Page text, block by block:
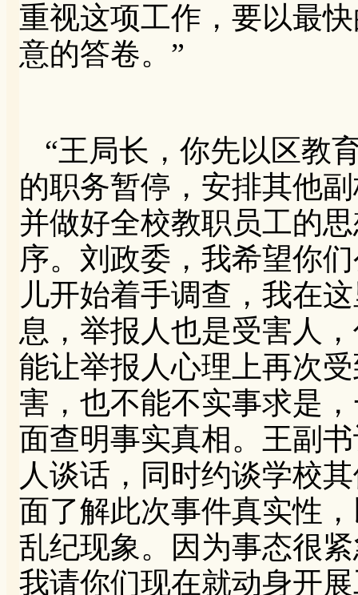
重视这项工作，要以最
意的答卷。”
“王局长，你先以区教
的职务暂停，安排其他
并做好全校教职员工的
序。刘政委，我希望你
儿开始着手调查，我在
息，举报人也是受害人
能让举报人心理上再次
害，也不能不实事求是
面查明事实真相。王副
人谈话，同时约谈学校
面了解此次事件真实性
乱纪现象。因为事态很
我请你们现在就动身开